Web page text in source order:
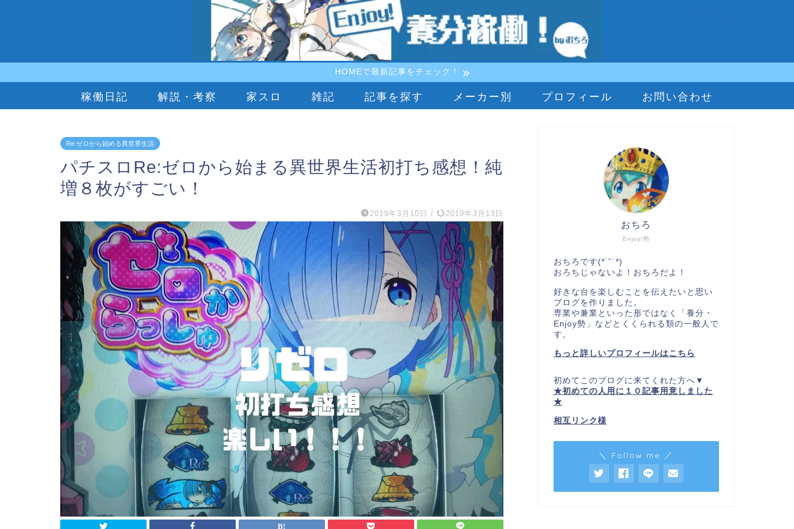
HOMEで最新記事をチェック！
稼働日記 解説・考察 家スロ 雑記 記事を探す メーカー別 プロフィール お問い合わせ
Re:ゼロから始める異世界生活
パチスロRe:ゼロから始まる異世界生活初打ち感想！純
増８枚がすごい！
2019年3月10日 / 2019年3月13日
Enjoy!勢
おちろ
おちろです(*˙˘˙*)
おろちじゃないよ！おちろだよ！
好きな台を楽しむことを伝えたいと思い
ブログを作りました。
専業や兼業といった形ではなく「養分・
Enjoy勢」などとくくられる類の一般人で
す。
もっと詳しいプロフィールはこちら
初めてこのブログに来てくれた方へ▼
★初めての人用に１０記事用意しました
★
相互リンク様
＼ Follow me ／